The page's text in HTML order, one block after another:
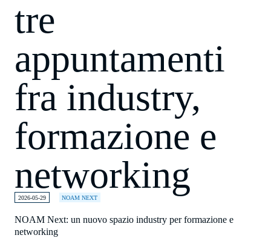
tre
appuntamenti
fra industry,
formazione e
networking
2026-05-29 NOAM NEXT
NOAM Next: un nuovo spazio industry per formazione e
networking